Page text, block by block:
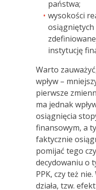
państwa;
wysokości
instytucję
Warto
wpływ –
pierwsze
ma jednak
osiągnięcia
finansowym, a
faktycznie
pomijać tego
decydowaniu o
PPK, czy też
działa, tzw.